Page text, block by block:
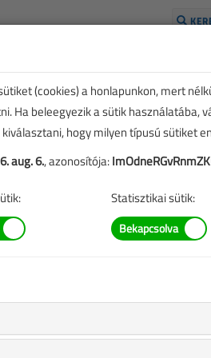
(cookies) a honlapunkon, mert
Ha beleegyezik a sütik használatába,
hogy milyen típusú sütiket
aug. 6., azonosítója:
Statisztikai sütik: